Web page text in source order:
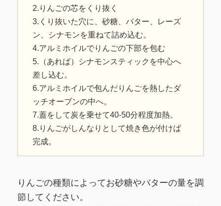
2.りんごの芯をくり抜く
3.くり抜いた穴に、砂糖、バター、レーズ
ン、シナモンを重ねて詰め込む。
4.アルミホイルでりんごの下部を包む
5.（あれば）シナモンスティックを中心へ
差し込む。
6.アルミホイルで包んだりんごを熱したダ
ッチオーブンの中へ。
7.蓋をして炭を乗せて40-50分程度加熱。
8.りんごがしんなりとして焼き色が付けば
完成。
りんごの種類によってお砂糖やバターの量を調
節してください。